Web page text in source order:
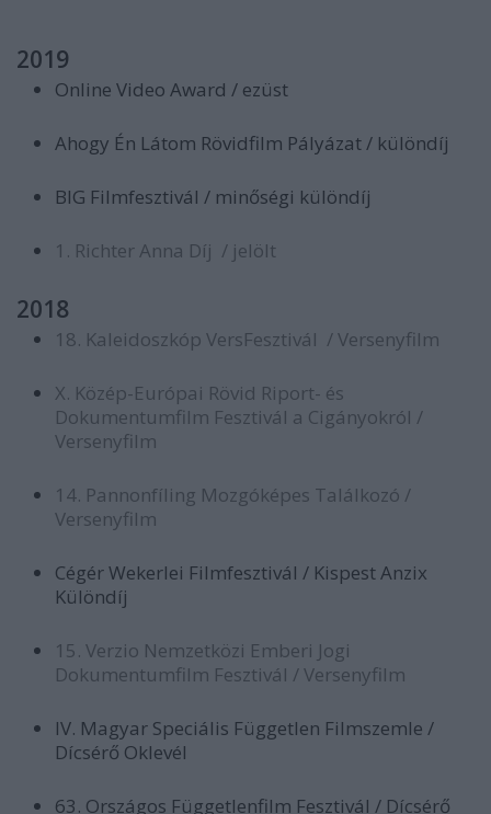
2019
Online Video Award / ezüst
Ahogy Én Látom Rövidfilm Pályázat / különdíj
BIG Filmfesztivál / minőségi különdíj
1. Richter Anna Díj / jelölt
2018
18. Kaleidoszkóp VersFesztivál / Versenyfilm
X. Közép-Európai Rövid Riport- és
Dokumentumfilm Fesztivál a Cigányokról /
Versenyfilm
14. Pannonfíling Mozgóképes Találkozó /
Versenyfilm
Cégér Wekerlei Filmfesztivál / Kispest Anzix
Különdíj
15. Verzio Nemzetközi Emberi Jogi
Dokumentumfilm Fesztivál / Versenyfilm
IV. Magyar Speciális Független Filmszemle /
Dícsérő Oklevél
63. Országos Függetlenfilm Fesztivál / Dícsérő